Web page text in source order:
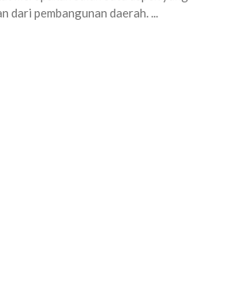
dari pembangunan daerah. ...